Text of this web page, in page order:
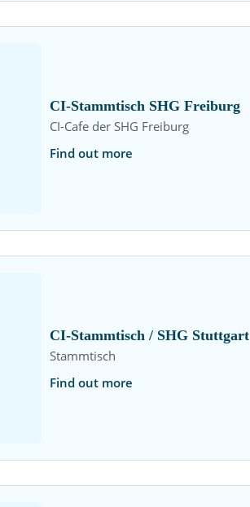
CI-Stammtisch SHG Freiburg
CI-Cafe der SHG Freiburg
Find out more
CI-Stammtisch / SHG Stuttgart
Stammtisch
Find out more